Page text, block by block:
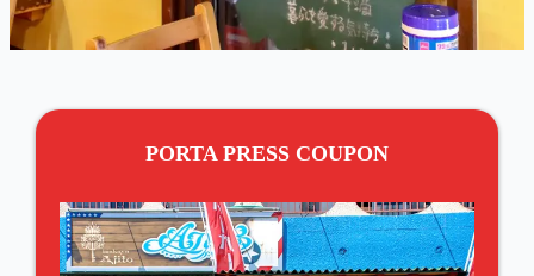
PORTA PRESS COUPON